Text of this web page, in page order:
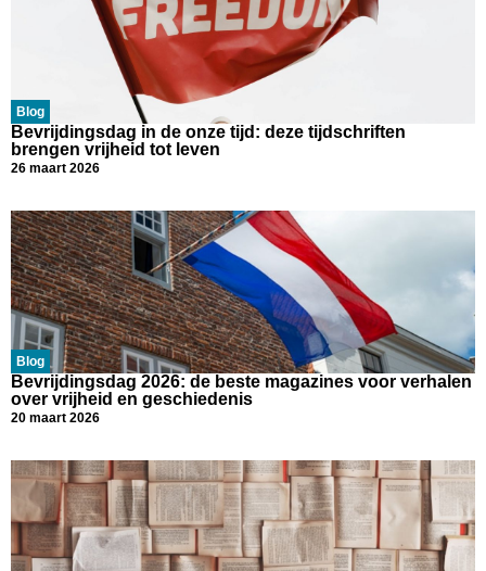
Blog
Bevrijdingsdag in de onze tijd: deze tijdschriften
brengen vrijheid tot leven
26 maart 2026
Blog
Bevrijdingsdag 2026: de beste magazines voor verhalen
over vrijheid en geschiedenis
20 maart 2026